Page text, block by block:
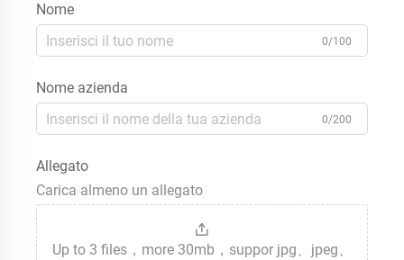
Nome
0/100
Nome azienda
0/200
Allegato
Carica almeno un allegato
Up to 3 files，more 30mb，suppor jpg、jpeg、